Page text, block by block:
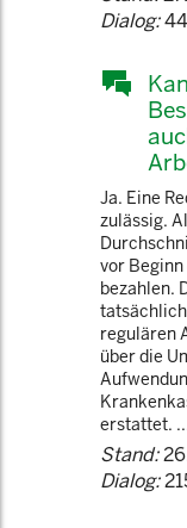
Dialog:
Ja. Eine
zulässig.
vor
bezahlen.
regulären
über die
erstattet.
Stand:
Dialog: